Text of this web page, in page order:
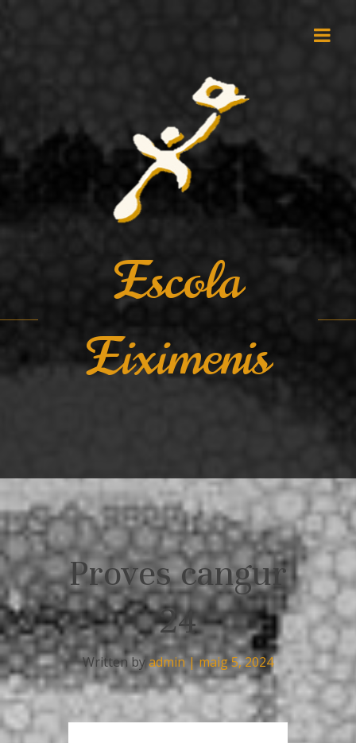
Escola
Eiximenis
Proves cangur
24
Written by admin|maig 5, 2024